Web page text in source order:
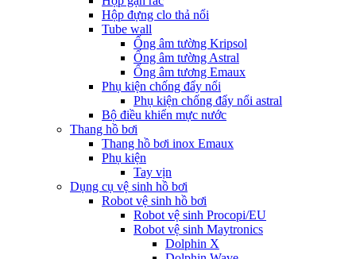
Hộp đựng clo thả nổi
Tube wall
Ống âm tường Kripsol
Ống âm tường Astral
Ống âm tương Emaux
Phụ kiện chống đẩy nổi
Phụ kiện chống đẩy nổi astral
Bộ điều khiển mực nước
Thang hồ bơi
Thang hồ bơi inox Emaux
Phụ kiện
Tay vịn
Dụng cụ vệ sinh hồ bơi
Robot vệ sinh hồ bơi
Robot vệ sinh Procopi/EU
Robot vệ sinh Maytronics
Dolphin X